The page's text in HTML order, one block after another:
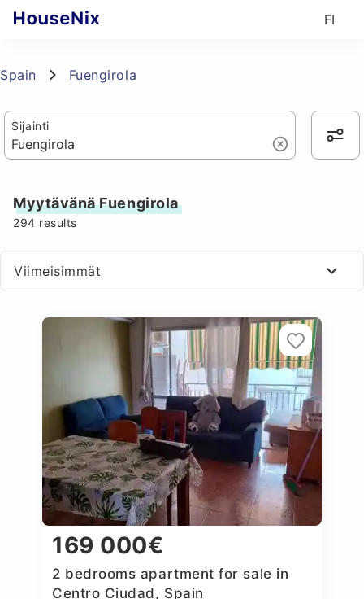
FI
Spain Fuengirola
Sijainti
Myytävänä Fuengirola
294 results
Viimeisimmät
169 000€
2 bedrooms apartment for sale in
Centro Ciudad, Spain